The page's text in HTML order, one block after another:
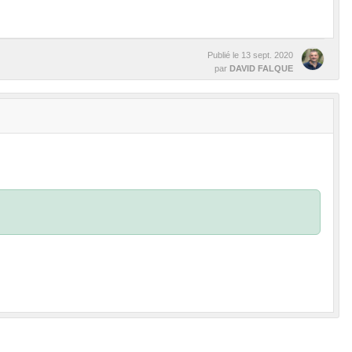
Publié le 13 sept. 2020
par DAVID FALQUE